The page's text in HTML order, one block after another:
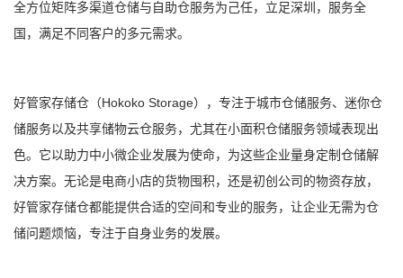
全方位矩阵多渠道仓储与自助仓服务为己任，立足深圳，服务全
国，满足不同客户的多元需求。
好管家存储仓（Hokoko Storage），专注于城市仓储服务、迷你仓
储服务以及共享储物云仓服务，尤其在小面积仓储服务领域表现出
色。它以助力中小微企业发展为使命，为这些企业量身定制仓储解
决方案。无论是电商小店的货物囤积，还是初创公司的物资存放，
好管家存储仓都能提供合适的空间和专业的服务，让企业无需为仓
储问题烦恼，专注于自身业务的发展。